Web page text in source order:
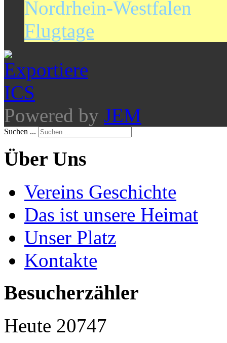
Nordrhein-Westfalen
Flugtage
Powered by JEM
Suchen ...
Über Uns
Vereins Geschichte
Das ist unsere Heimat
Unser Platz
Kontakte
Besucherzähler
Heute 20747